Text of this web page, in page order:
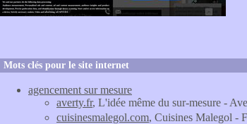
Mots clés pour le site internet
agencement sur mesure
averty.fr, L'idée même du sur-mesure -
cuisinesmalegol.com, Cuisines Malegol -